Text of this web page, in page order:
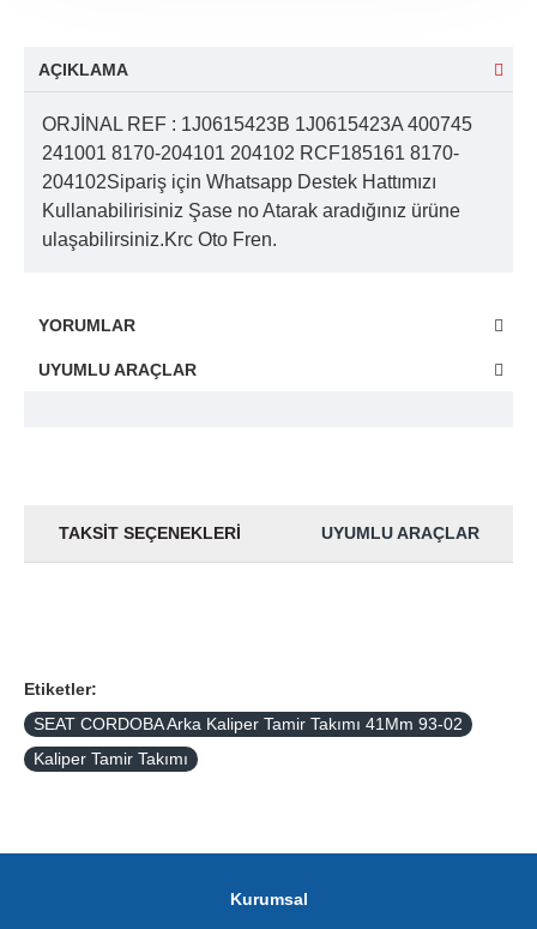
AÇIKLAMA
ORJİNAL REF : 1J0615423B 1J0615423A 400745
241001 8170-204101 204102 RCF185161 8170-
204102Sipariş için Whatsapp Destek Hattımızı
Kullanabilirisiniz Şase no Atarak aradığınız ürüne
ulaşabilirsiniz.Krc Oto Fren.
YORUMLAR
UYUMLU ARAÇLAR
TAKSIT SEÇENEKLERI UYUMLU ARAÇLAR
Etiketler:
SEAT CORDOBA Arka Kaliper Tamir Takımı 41Mm 93-02
Kaliper Tamir Takımı
Kurumsal